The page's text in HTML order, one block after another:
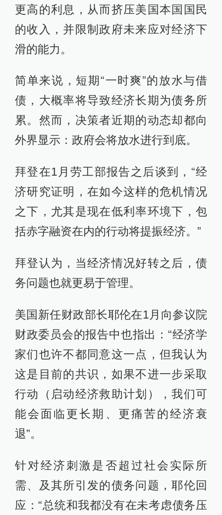
更高的利息，从而挤压美国本国国民
的收入，并限制政府未来应对经济下
滑的能力。
简单来说，短期“一时爽”的放水与借
债，大概率将导致经济长期为债务所
累。然而，决策者近期的动态却都向
外界显示：政府会将放水进行到底。
拜登在1月劳工部报告之后谈到，“经
济研究证明，在如今这样的危机情况
之下，尤其是现在低利率环境下，包
括赤字融资在内的行动将提振经济。”
拜登认为，当经济情况好转之后，债
务问题也就更易于管理。
美国新任财政部长耶伦在1月向参议院
财政委员会的报告中也指出：“经济学
家们也许不都同意这一点，但我认为
这是目前的共识，如果不进一步采取
行动（启动经济救助计划），我们可
能会面临更长期、更痛苦的经济衰
退”。
针对经济刺激是否超过社会实际所
需、及其所引发的债务问题，耶伦回
应：“总统和我都没有在未考虑债务压